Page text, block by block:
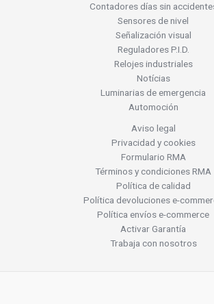
Contadores días sin
Sensores de nivel
Señalización visual
Reguladores P.I.D.
Relojes industriales
Notícias
Luminarias de emergencia
Automoción
Aviso legal
Privacidad y cookies
Formulario RMA
Términos y condiciones RMA
Política de calidad
Política devoluciones e-
Política envíos e-commerce
Activar Garantía
Trabaja con nosotros